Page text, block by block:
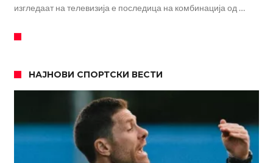
изгледаат на телевизија е последица на комбинација од …
НАЈНОВИ СПОРТСКИ ВЕСТИ